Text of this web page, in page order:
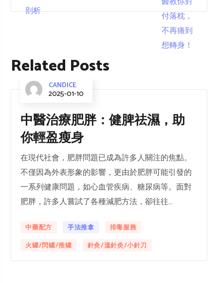
Related Posts
CANDICE
2025-01-10
中醫治療肥胖：健脾祛濕，助
你輕盈瘦身
在現代社會，肥胖問題已成為許多人關注的焦點。
不僅因為外表形象的影響，更由於肥胖可能引發的
一系列健康問題，如心血管疾病、糖尿病等。面對
肥胖，許多人嘗試了各種減肥方法，卻往往...
中藥配方 手法推拿
排毒服務
火罐/閃罐/推罐
針灸/溫針灸/小針刀